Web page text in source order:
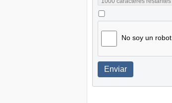
No soy un robot
Enviar